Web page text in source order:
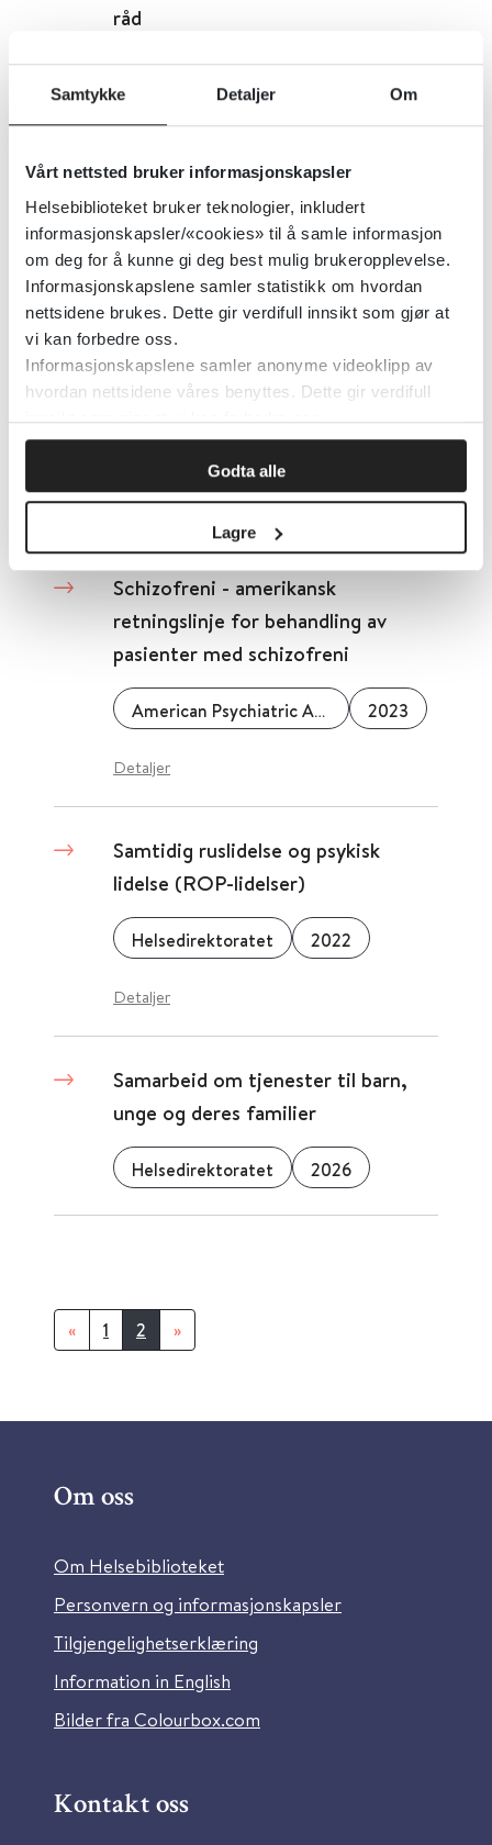
Samtykke Detaljer Om
Vårt nettsted bruker informasjonskapsler
Helsebiblioteket bruker teknologier, inkludert
informasjonskapsler/«cookies» til å samle informasjon
om deg for å kunne gi deg best mulig brukeropplevelse.
Informasjonskapslene samler statistikk om hvordan
nettsidene brukes. Dette gir verdifull innsikt som gjør at
vi kan forbedre oss.
Informasjonskapslene samler anonyme videoklipp av
hvordan nettsidene våres benyttes. Dette gir verdifull
innsikt som gjør at vi kan forbedre oss.
Godta alle
Lagre
råd
Selvmordsforebygging i psykisk
helsevern og tverrfaglig
spesialisert rusbehandling (TSB)
Helsedirektoratet 2024
Selvmord – Veileder om
ivaretakelse av etterlatte ved
selvmord
Helsedirektoratet 2011
Schizofreni - amerikansk
retningslinje for behandling av
pasienter med schizofreni
American Psychiatric Association 2023
Detaljer
Samtidig ruslidelse og psykisk
lidelse (ROP-lidelser)
Helsedirektoratet 2022
Detaljer
Samarbeid om tjenester til barn,
unge og deres familier
Helsedirektoratet 2026
« 1 2 »
Om oss
Om Helsebiblioteket
Personvern og informasjonskapsler
Tilgjengelighetserklæring
Information in English
Bilder fra Colourbox.com
Kontakt oss